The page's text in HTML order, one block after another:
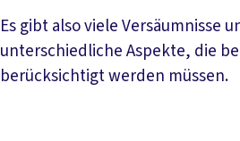
Es gibt also viele Versäumnisse
unterschiedliche Aspekte, die
berücksichtigt werden müssen.